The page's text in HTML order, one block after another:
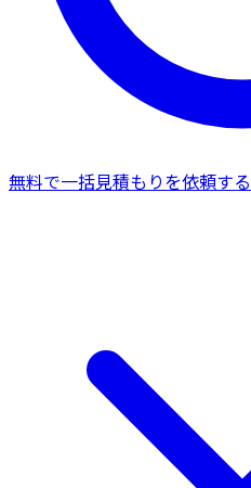
無料で一括見積もりを依頼する